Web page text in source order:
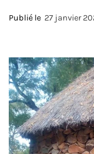
Publié le 27 janvier